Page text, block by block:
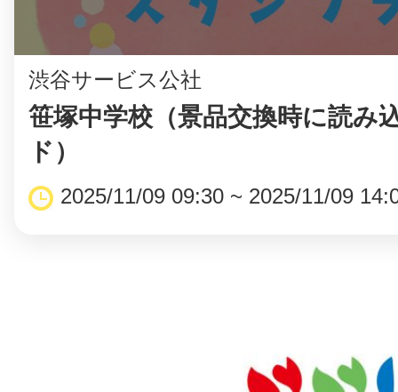
渋谷サービス公社
笹塚中学校（景品交換時に読み
ド）
2025/11/09 09:30 ~ 2025/11/09